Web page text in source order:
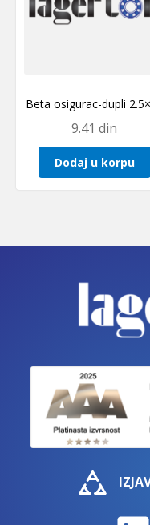
Beta osigurac-dupli
9.41din
Dodaj u korpu